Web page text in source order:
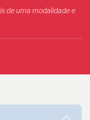
de uma modalidade e